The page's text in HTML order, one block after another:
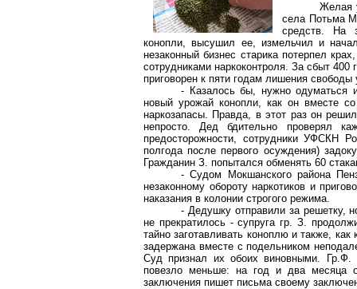
Желая
села Потьма
средств. На
конопли, высушил ее, измельчил и
незаконный бизнес старика потерпел
сотрудникаминаркоконтроля. За сбыт400
приговорен к пяти годам лишения свободы
- Казалось бы, нужно одуматься
новый урожай конопли, как он вместе
наркозапасы. Правда, в этот раз он
непросто. Дед бдительно проверял
предосторожности, сотрудники УФСКН
полгода после первого осуждения)
Гражданин З. попытался обменять 60
- Судом
Мокшанскогорайона
незаконному обороту наркотиков и
наказания в колонии строгого режима.
- Дедушку отправили за решетку,
не прекратилось - супруга гр. З.
тайно заготавливать коноплю и также,
задержана вместе с подельником
Суд признал их обоих виновными.
повезло меньше: на год и два месяца
заключения пишет письма своему